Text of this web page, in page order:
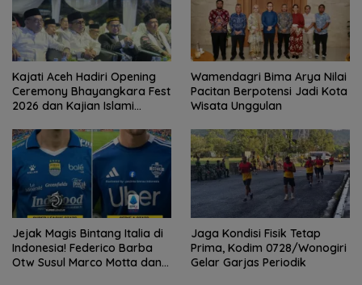
Kajati Aceh Hadiri Opening
Ceremony Bhayangkara Fest
2026 dan Kajian Islami
Adi Hidayat
Wamendagri Bima Arya Nilai
Pacitan Berpotensi Jadi Kota
Wisata Unggulan
Jejak Magis Bintang Italia di
Indonesia! Federico Barba
Otw Susul Marco Motta dan
Jaga Kondisi Fisik Tetap
Prima, Kodim 0728/Wonogiri
Gelar Garjas Periodik